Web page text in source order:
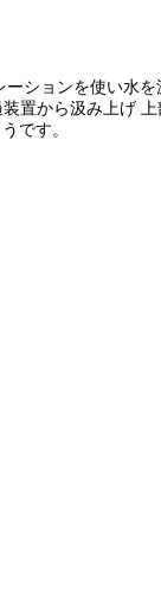
ションを使い水を
置から汲み上げ 上
です。